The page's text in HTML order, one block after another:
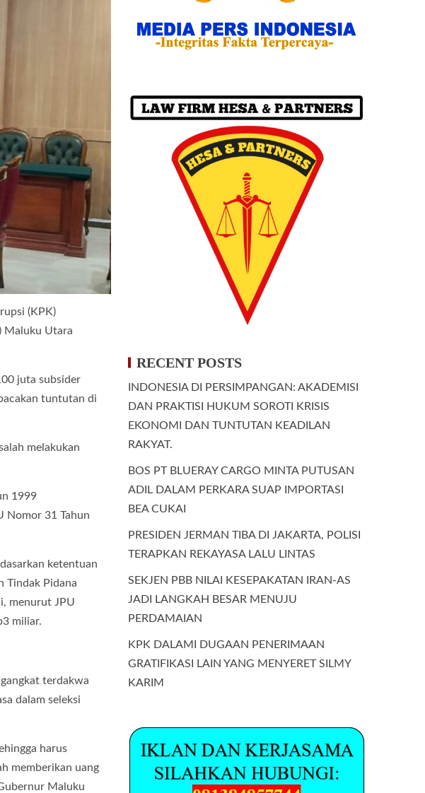
(KPK)
Maluku Utara
juta subsider
tuntutan di
melakukan
1999
Nomor 31 Tahun
ketentuan
Tindak Pidana
menurut JPU
miliar.
terdakwa
dalam seleksi
harus
memberikan uang
Maluku
RECENT POSTS
INDONESIA DI PERSIMPANGAN: AKADEMISI
DAN PRAKTISI HUKUM SOROTI KRISIS
EKONOMI DAN TUNTUTAN KEADILAN
RAKYAT.
BOS PT BLUERAY CARGO MINTA PUTUSAN
ADIL DALAM PERKARA SUAP IMPORTASI
BEA CUKAI
PRESIDEN JERMAN TIBA DI JAKARTA, POLISI
TERAPKAN REKAYASA LALU LINTAS
SEKJEN PBB NILAI KESEPAKATAN IRAN-AS
JADI LANGKAH BESAR MENUJU
PERDAMAIAN
KPK DALAMI DUGAAN PENERIMAAN
GRATIFIKASI LAIN YANG MENYERET SILMY
KARIM